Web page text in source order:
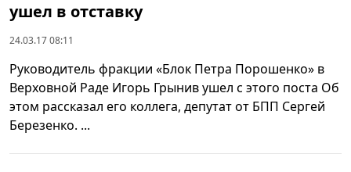
ушел в отставку
24.03.17 08:11
Руководитель фракции «Блок Петра Порошенко» в
Верховной Раде Игорь Грынив ушел с этого поста Об
этом рассказал его коллега, депутат от БПП Сергей
Березенко. ...